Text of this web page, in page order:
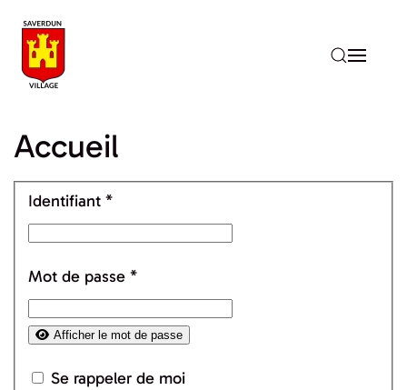
Accéder au contenu principal
Accueil
Identifiant*
Mot de passe*
Afficher le mot de passe
Se rappeler de moi